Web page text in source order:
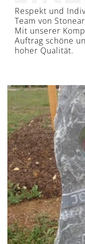
Respekt und
Team von
Mit unserer
Auftrag schöne
hoher Qualität.